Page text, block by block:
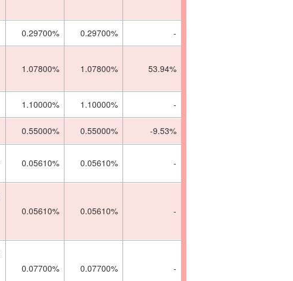
0.29700% 0.29700% -
1.07800%
1.07800% 53.94%
1.10000% 1.10000% -
0.55000% 0.55000% -9.53%
0.05610% 0.05610% -
0.05610% 0.05610% -
0.07700% 0.07700% -